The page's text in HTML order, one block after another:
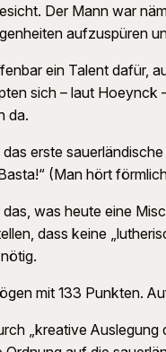
Der Mann war
aufzuspüren
ein Talent dafür,
sich – laut
da.
erste
(Man hört
was heute eine
dass keine
mit 133 Punkten.
„kreative